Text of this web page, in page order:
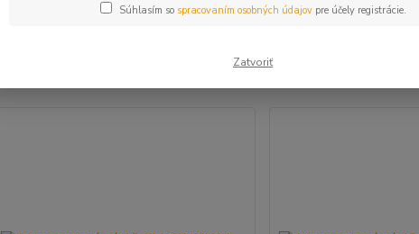
Súhlasím so spracovaním osobných údajovpre účely registrácie.
Zatvoriť